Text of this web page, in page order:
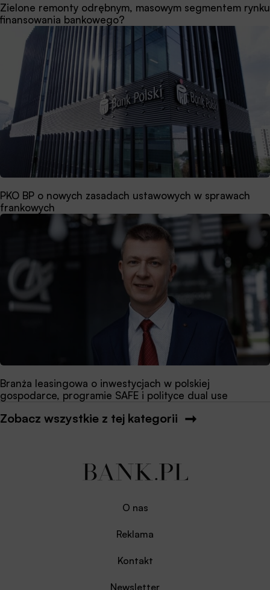
Zielone remonty odrębnym, masowym segmentem rynku
finansowania bankowego?
PKO BP o nowych zasadach ustawowych w sprawach
frankowych
Branża leasingowa o inwestycjach w polskiej
gospodarce, programie SAFE i polityce dual use
Zobacz wszystkie z tej kategorii
O nas
Reklama
Kontakt
Newsletter